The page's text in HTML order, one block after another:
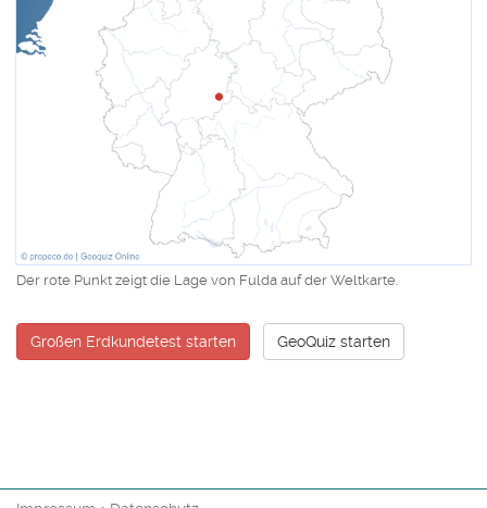
Der rote Punkt zeigt die Lage von Fulda auf der Weltkarte.
Großen Erdkundetest starten GeoQuiz starten